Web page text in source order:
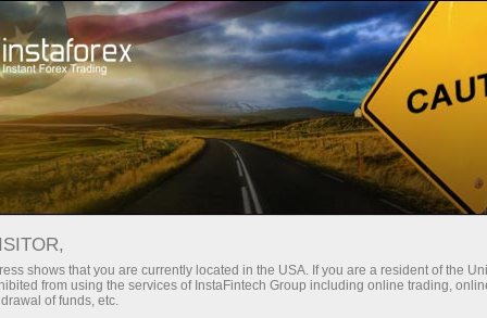
初学者 技术指标 威廉姆斯的百分比范围
威廉姆斯的百分比范围
shows that you are currently located in the USA. If you are a resident of the
from using the services of InstaFintech Group including online trading,
of funds, etc.